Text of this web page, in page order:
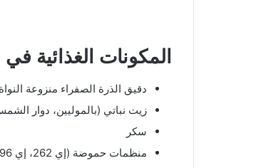
المكونات الغذائية في
دقيق الذرة الصفراء منزوعة
زيت نباتي (بالموليين، دوار
سكر
منظمات حموضة (إي 262، إي 296)